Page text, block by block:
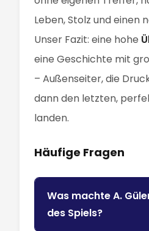
Leben, Stolz und einen
Unser Fazit: eine hohe
eine Geschichte mit
– Außenseiter, die
dann den letzten,
landen.
Häufige Fragen
Was machte A.
des Spiels?